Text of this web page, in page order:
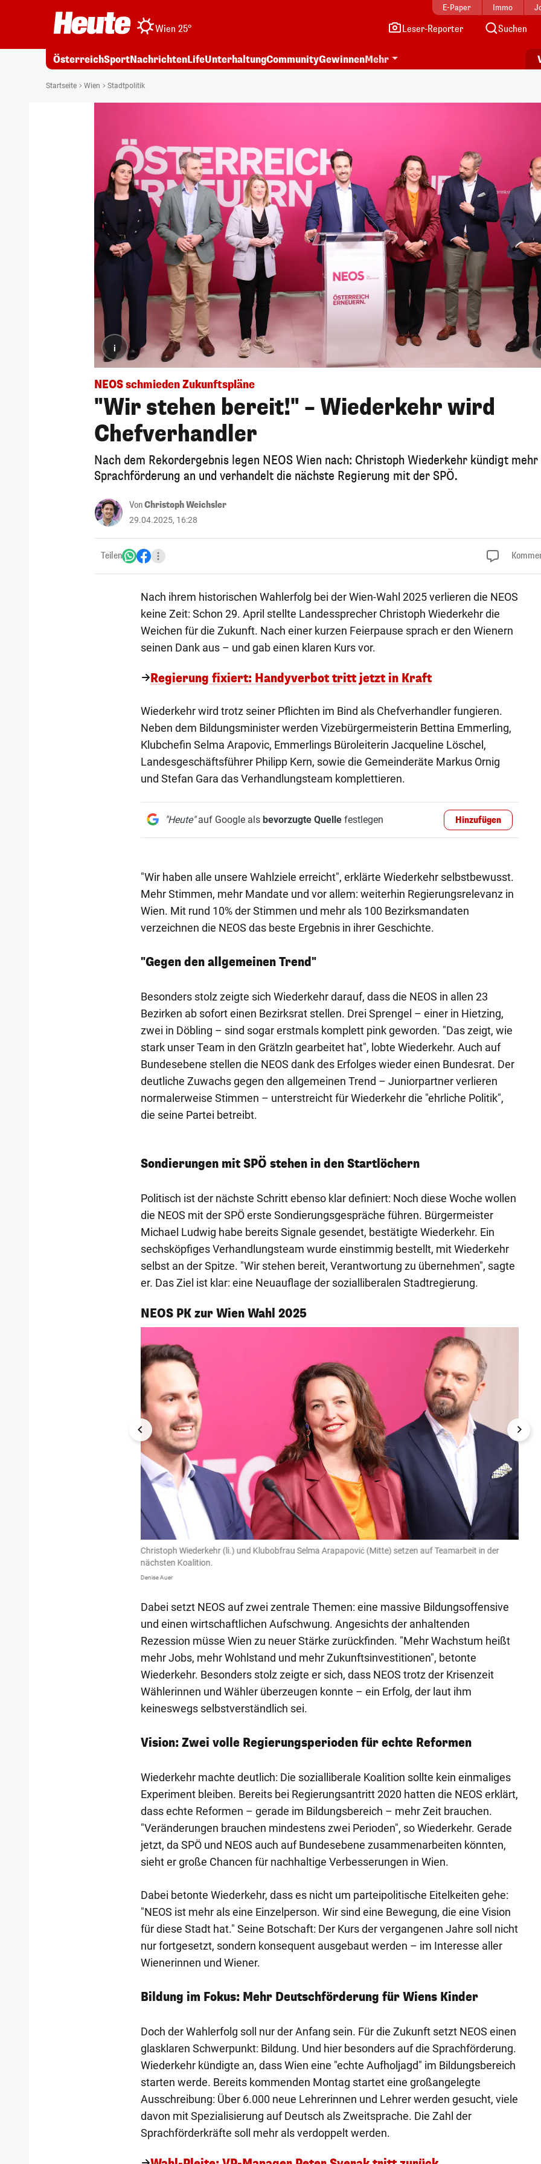
E-Paper Immo
Wien 25° Leser-Reporter Suchen
ÖsterreichSportNachrichtenLifeUnterhaltungCommunityGewinnenMehr
Startseite Wien Stadtpolitik
i
NEOS schmieden Zukunftspläne
"Wir stehen bereit!" – Wiederkehr wird
Chefverhandler
Nach dem Rekordergebnis legen NEOS Wien nach: Christoph Wiederkehr kündigt mehr
Sprachförderung an und verhandelt die nächste Regierung mit der SPÖ.
VonChristoph Weichsler
29.04.2025, 16:28
Teilen
Nach ihrem historischen Wahlerfolg bei der Wien-Wahl 2025 verlieren die NEOS
keine Zeit: Schon 29. April stellte Landessprecher Christoph Wiederkehr die
Weichen für die Zukunft. Nach einer kurzen Feierpause sprach er den Wienern
seinen Dank aus – und gab einen klaren Kurs vor.
Regierung fixiert: Handyverbot tritt jetzt in Kraft
Wiederkehr wird trotz seiner Pflichten im Bind als Chefverhandler fungieren.
Neben dem Bildungsminister werden Vizebürgermeisterin Bettina Emmerling,
Klubchefin Selma Arapovic, Emmerlings Büroleiterin Jacqueline Löschel,
Landesgeschäftsführer Philipp Kern, sowie die Gemeinderäte Markus Ornig
und Stefan Gara das Verhandlungsteam komplettieren.
"Heute"auf Google als bevorzugte Quellefestlegen Hinzufügen
"Wir haben alle unsere Wahlziele erreicht", erklärte Wiederkehr selbstbewusst.
Mehr Stimmen, mehr Mandate und vor allem: weiterhin Regierungsrelevanz in
Wien. Mit rund 10% der Stimmen und mehr als 100 Bezirksmandaten
verzeichnen die NEOS das beste Ergebnis in ihrer Geschichte.
"Gegen den allgemeinen Trend"
Besonders stolz zeigte sich Wiederkehr darauf, dass die NEOS in allen 23
Bezirken ab sofort einen Bezirksrat stellen. Drei Sprengel – einer in Hietzing,
zwei in Döbling – sind sogar erstmals komplett pink geworden. "Das zeigt, wie
stark unser Team in den Grätzln gearbeitet hat", lobte Wiederkehr. Auch auf
Bundesebene stellen die NEOS dank des Erfolges wieder einen Bundesrat. Der
deutliche Zuwachs gegen den allgemeinen Trend – Juniorpartner verlieren
normalerweise Stimmen – unterstreicht für Wiederkehr die "ehrliche Politik",
die seine Partei betreibt.
Sondierungen mit SPÖ stehen in den Startlöchern
Politisch ist der nächste Schritt ebenso klar definiert: Noch diese Woche wollen
die NEOS mit der SPÖ erste Sondierungsgespräche führen. Bürgermeister
Michael Ludwig habe bereits Signale gesendet, bestätigte Wiederkehr. Ein
sechsköpfiges Verhandlungsteam wurde einstimmig bestellt, mit Wiederkehr
selbst an der Spitze. "Wir stehen bereit, Verantwortung zu übernehmen", sagte
er. Das Ziel ist klar: eine Neuauflage der sozialliberalen Stadtregierung.
NEOS PK zur Wien Wahl 2025
1/5
Christoph Wiederkehr (li.) und Klubobfrau Selma Arapapović (Mitte) setzen auf Teamarbeit in der
nächsten Koalition.
Denise Auer
Dabei setzt NEOS auf zwei zentrale Themen: eine massive Bildungsoffensive
und einen wirtschaftlichen Aufschwung. Angesichts der anhaltenden
Rezession müsse Wien zu neuer Stärke zurückfinden. "Mehr Wachstum heißt
mehr Jobs, mehr Wohlstand und mehr Zukunftsinvestitionen", betonte
Wiederkehr. Besonders stolz zeigte er sich, dass NEOS trotz der Krisenzeit
Wählerinnen und Wähler überzeugen konnte – ein Erfolg, der laut ihm
keineswegs selbstverständlich sei.
Vision: Zwei volle Regierungsperioden für echte Reformen
Wiederkehr machte deutlich: Die sozialliberale Koalition sollte kein einmaliges
Experiment bleiben. Bereits bei Regierungsantritt 2020 hatten die NEOS erklärt,
dass echte Reformen – gerade im Bildungsbereich – mehr Zeit brauchen.
"Veränderungen brauchen mindestens zwei Perioden", so Wiederkehr. Gerade
jetzt, da SPÖ und NEOS auch auf Bundesebene zusammenarbeiten könnten,
sieht er große Chancen für nachhaltige Verbesserungen in Wien.
Dabei betonte Wiederkehr, dass es nicht um parteipolitische Eitelkeiten gehe:
"NEOS ist mehr als eine Einzelperson. Wir sind eine Bewegung, die eine Vision
für diese Stadt hat." Seine Botschaft: Der Kurs der vergangenen Jahre soll nicht
nur fortgesetzt, sondern konsequent ausgebaut werden – im Interesse aller
Wienerinnen und Wiener.
Bildung im Fokus: Mehr Deutschförderung für Wiens Kinder
Doch der Wahlerfolg soll nur der Anfang sein. Für die Zukunft setzt NEOS einen
glasklaren Schwerpunkt: Bildung. Und hier besonders auf die Sprachförderung.
Wiederkehr kündigte an, dass Wien eine "echte Aufholjagd" im Bildungsbereich
starten werde. Bereits kommenden Montag startet eine großangelegte
Ausschreibung: Über 6.000 neue Lehrerinnen und Lehrer werden gesucht, viele
davon mit Spezialisierung auf Deutsch als Zweitsprache. Die Zahl der
Sprachförderkräfte soll mehr als verdoppelt werden.